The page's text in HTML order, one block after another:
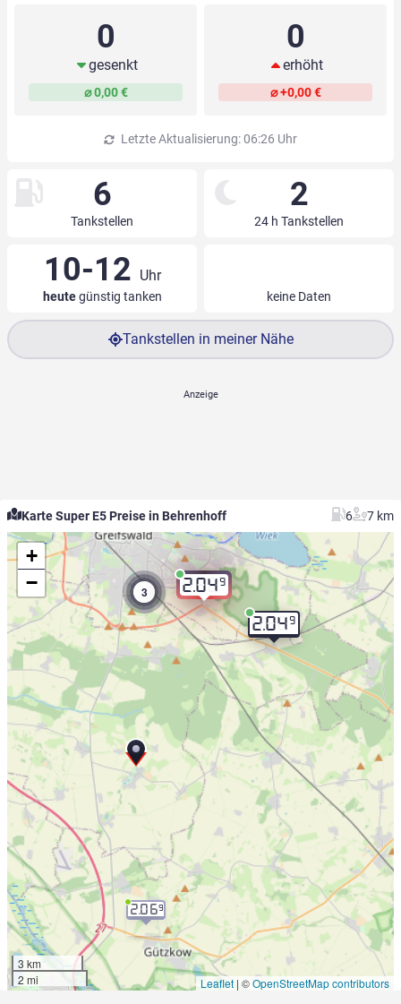
0
gesenkt
⌀ 0,00 €
0
erhöht
⌀ +0,00 €
Letzte Aktualisierung: 06:26 Uhr
6
Tankstellen
2
24 h Tankstellen
10-12 Uhr
heutegünstig tanken keine Daten
Tankstellen in meiner Nähe
Karte Super E5 Preise in Behrenhoff 6 7 km
2.049
2.049
2.069
3
+
−
3 km
2 mi
Leaflet | ©OpenStreetMap contributors